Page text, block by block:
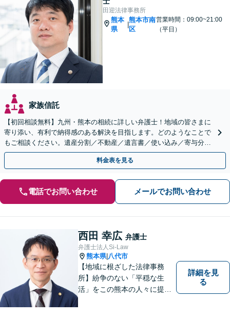
田迎法律事務所
熊本
県
熊本市南
区
営業時間：09:00~21:00
（平日）
家族信託
【初回相談無料】九州・熊本の相続に詳しい弁護士！地域の皆さまに
寄り添い、有利で納得感のある解決を目指します。どのようなことで
もご相談ください。遺産分割／不動産／遺言書／使い込み／寄与分／
遺留分／相続放棄【完全個室】
料金表を見る
電話でお問い合わせ メールでお問い合わせ
西田 幸広 弁護士
弁護士法人Si-Law
熊本県| 八代市
【地域に根ざした法律事務
所】紛争のない「平穏な生
活」をこの熊本の人々に提供
詳細を見
る